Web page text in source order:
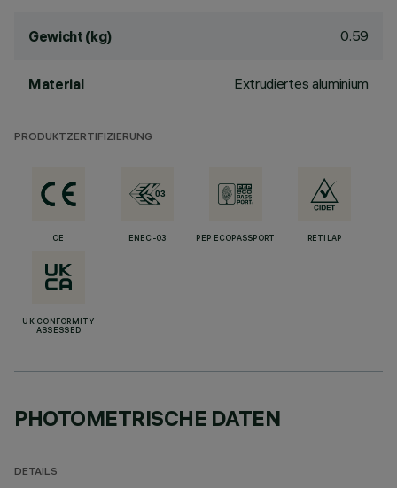
Gewicht (kg) 0.59
Material Extrudiertes aluminium
PRODUKTZERTIFIZIERUNG
CE ENEC-03 PEP ECOPASSPORT RETILAP
UK CONFORMITY
ASSESSED
PHOTOMETRISCHE DATEN
DETAILS